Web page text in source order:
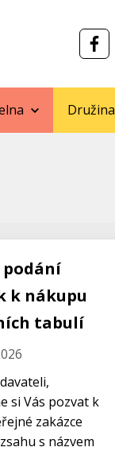
Družina
podání
k nákupu
tabulí
si Vás pozvat k
zakázce
s názvem